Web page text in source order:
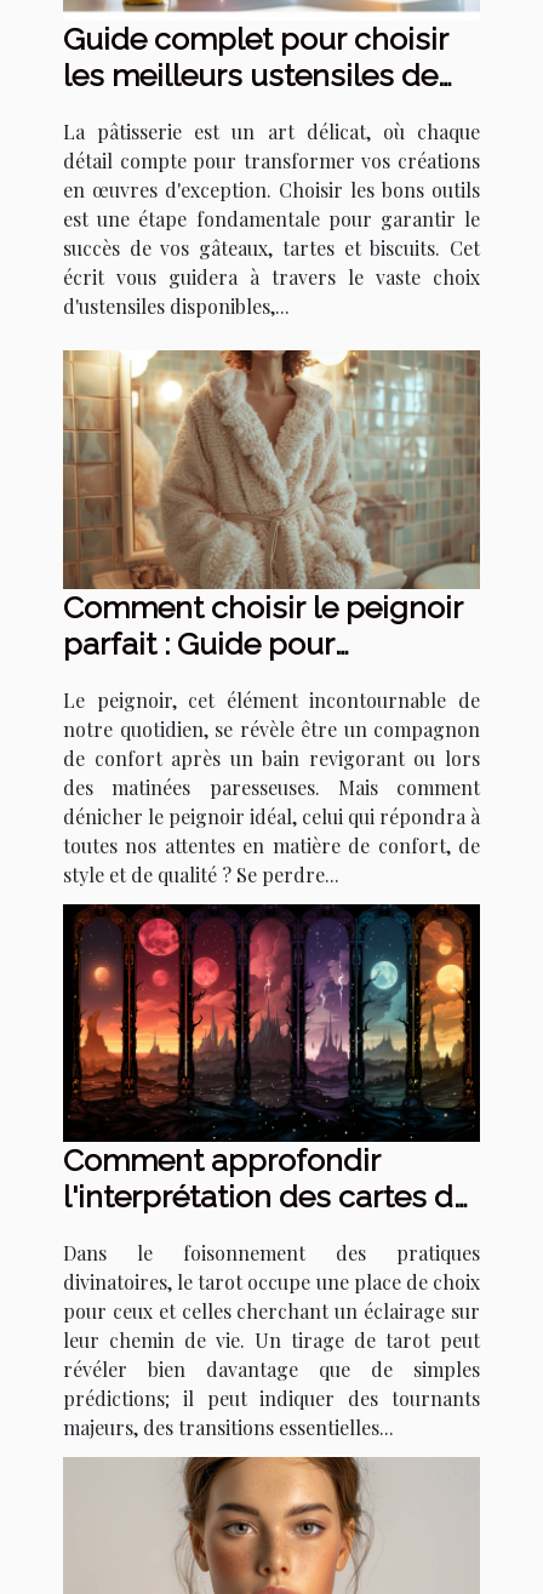
Guide complet pour choisir
les meilleurs ustensiles de
La pâtisserie est un art délicat, où chaque
détail compte pour transformer vos créations
en œuvres d'exception. Choisir les bons outils
est une étape fondamentale pour garantir le
succès de vos gâteaux, tartes et biscuits. Cet
écrit vous guidera à travers le vaste choix
d'ustensiles disponibles,...
Comment choisir le peignoir
parfait : Guide pour
modèle en fonction de vos
besoins
Le peignoir, cet élément incontournable de
notre quotidien, se révèle être un compagnon
de confort après un bain revigorant ou lors
des matinées paresseuses. Mais comment
dénicher le peignoir idéal, celui qui répondra à
toutes nos attentes en matière de confort, de
style et de qualité ? Se perdre...
Comment approfondir
l'interprétation des cartes de
signes de changements de
vie majeurs
Dans le foisonnement des pratiques
divinatoires, le tarot occupe une place de choix
pour ceux et celles cherchant un éclairage sur
leur chemin de vie. Un tirage de tarot peut
révéler bien davantage que de simples
prédictions; il peut indiquer des tournants
majeurs, des transitions essentielles...